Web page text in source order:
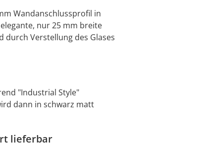
Wandanschlussprofil in
nur 25 mm breite
durch Verstellung des Glases
"Industrial Style"
dann in schwarz matt
lieferbar